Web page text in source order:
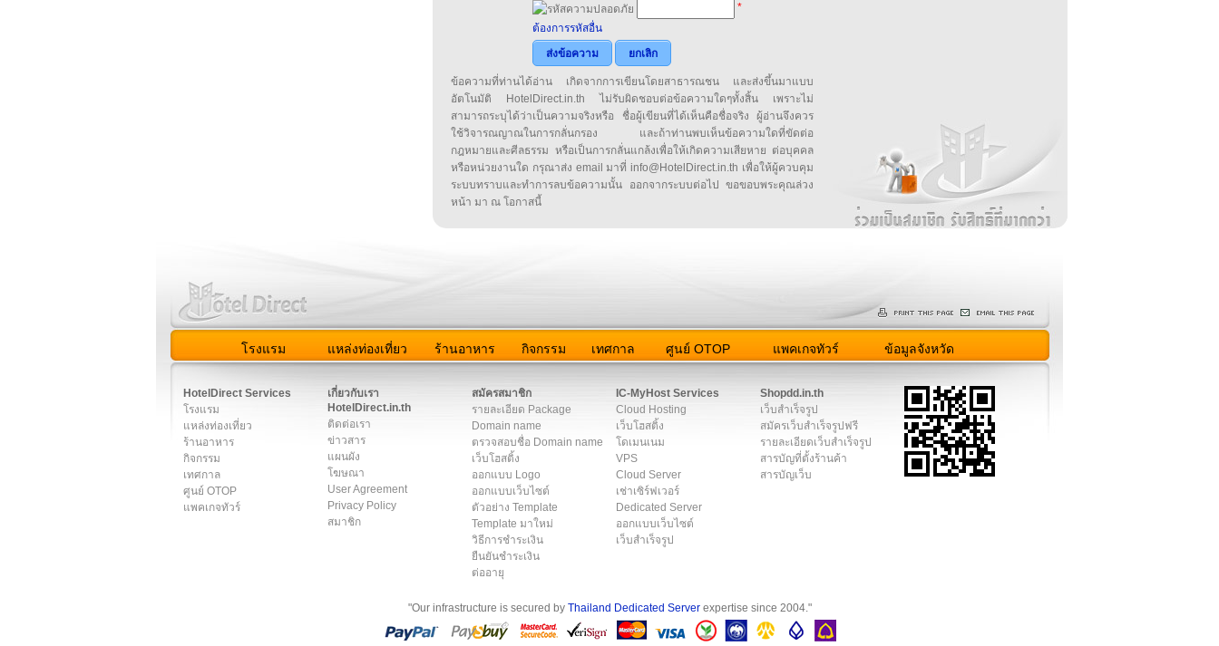
*
ต้องการรหัสอื่น
ส่งข้อความ
ยกเลิก
ข้อความที่ท่านได้อ่าน เกิดจากการเขียนโดยสาธารณชน และส่งขึ้นมาแบบ
อัตโนมัติ HotelDirect.in.th ไม่รับผิดชอบต่อข้อความใดๆทั้งสิ้น เพราะไม่
สามารถระบุได้ว่าเป็นความจริงหรือ ชื่อผู้เขียนที่ได้เห็นคือชื่อจริง ผู้อ่านจึงควร
ใช้วิจารณญาณในการกลั่นกรอง และถ้าท่านพบเห็นข้อความใดที่ขัดต่อ
กฎหมายและศีลธรรม หรือเป็นการกลั่นแกล้งเพื่อให้เกิดความเสียหาย ต่อบุคคล
หรือหน่วยงานใด กรุณาส่ง email มาที่ info@HotelDirect.in.th เพื่อให้ผู้ควบคุม
ระบบทราบและทำการลบข้อความนั้น ออกจากระบบต่อไป ขอขอบพระคุณล่วง
หน้า มา ณ โอกาสนี้
โรงแรม แหล่งท่องเที่ยว ร้านอาหาร กิจกรรม เทศกาล ศูนย์ OTOP แพคเกจทัวร์ ข้อมูลจังหวัด
HotelDirect Services
โรงแรม
แหล่งท่องเที่ยว
ร้านอาหาร
กิจกรรม
เทศกาล
ศูนย์ OTOP
แพคเกจทัวร์
เกี่ยวกับเรา
HotelDirect.in.th
ติดต่อเรา
ข่าวสาร
แผนผัง
โฆษณา
User Agreement
Privacy Policy
สมาชิก
สมัครสมาชิก
รายละเอียด Package
Domain name
ตรวจสอบชื่อ Domain name
เว็บโฮสติ้ง
ออกแบบ Logo
ออกแบบเว็บไซต์
ตัวอย่าง Template
Template มาใหม่
วิธีการชำระเงิน
ยืนยันชำระเงิน
ต่ออายุ
IC-MyHost Services
Cloud Hosting
เว็บโฮสติ้ง
โดเมนเนม
VPS
Cloud Server
เช่าเซิร์ฟเวอร์
Dedicated Server
ออกแบบเว็บไซต์
เว็บสำเร็จรูป
Shopdd.in.th
เว็บสำเร็จรูป
สมัครเว็บสำเร็จรูปฟรี
รายละเอียดเว็บสำเร็จรูป
สารบัญที่ตั้งร้านค้า
สารบัญเว็บ
"Our infrastructure is secured by Thailand Dedicated Serverexpertise since 2004."